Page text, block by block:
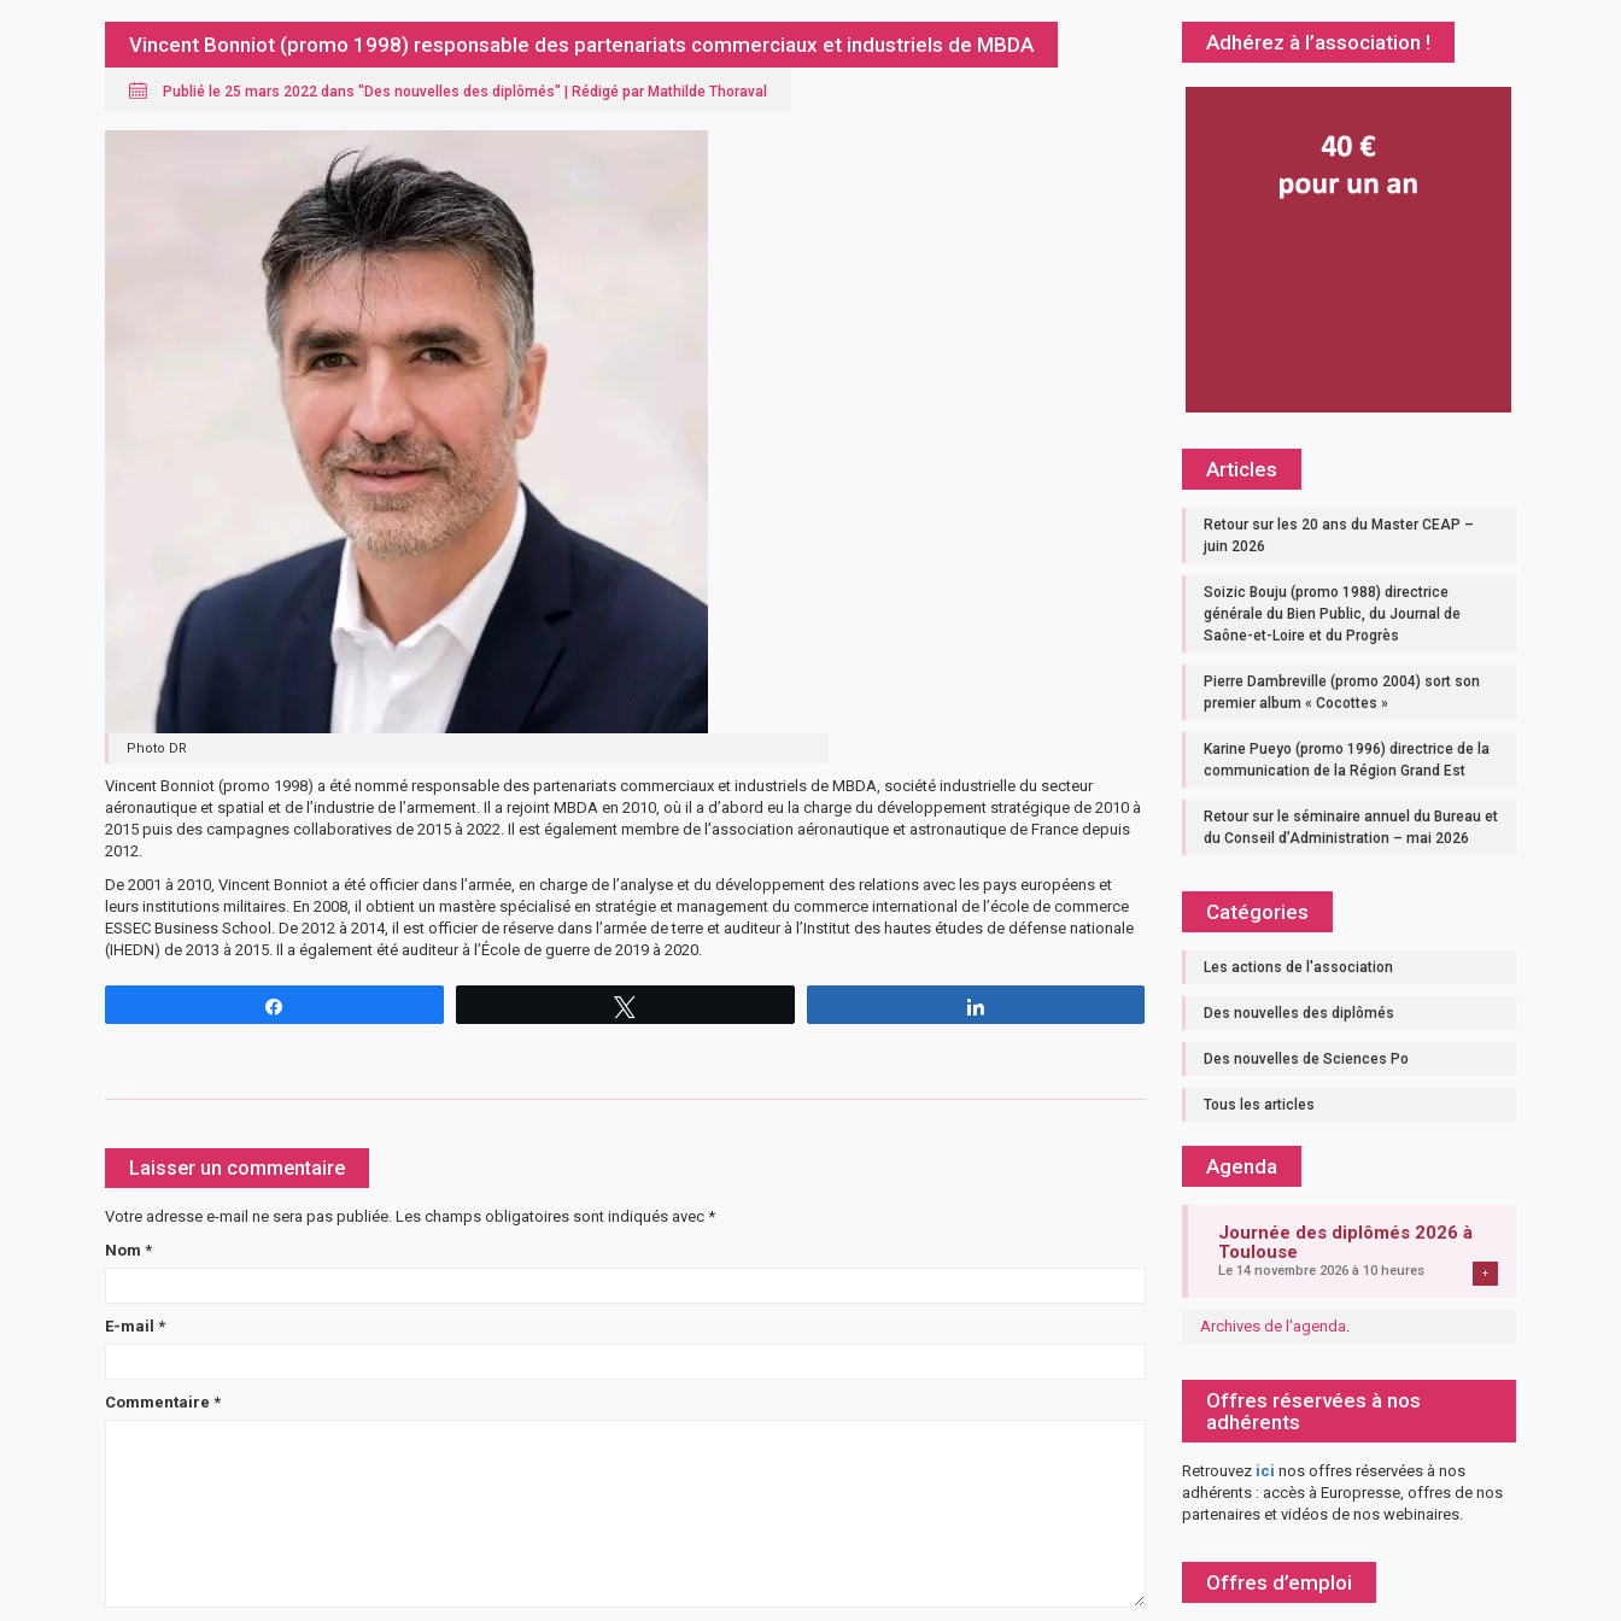
Vincent Bonniot (promo 1998) responsable des partenariats commerciaux et industriels de MBDA
Publié le 25 mars 2022 dans "Des nouvelles des diplômés" | Rédigé par Mathilde Thoraval
Photo DR
Vincent Bonniot (promo 1998) a été nommé responsable des partenariats commerciaux et industriels de MBDA, société industrielle du secteur
aéronautique et spatial et de l’industrie de l’armement. Il a rejoint MBDA en 2010, où il a d’abord eu la charge du développement stratégique de 2010 à
2015 puis des campagnes collaboratives de 2015 à 2022. Il est également membre de l’association aéronautique et astronautique de France depuis
2012.
De 2001 à 2010, Vincent Bonniot a été officier dans l’armée, en charge de l’analyse et du développement des relations avec les pays européens et
leurs institutions militaires. En 2008, il obtient un mastère spécialisé en stratégie et management du commerce international de l’école de commerce
ESSEC Business School. De 2012 à 2014, il est officier de réserve dans l’armée de terre et auditeur à l’Institut des hautes études de défense nationale
(IHEDN) de 2013 à 2015. Il a également été auditeur à l’École de guerre de 2019 à 2020.
Laisser un commentaire
Votre adresse e-mail ne sera pas publiée. Les champs obligatoires sont indiqués avec *
Nom *
E-mail *
Commentaire *
Adhérez à l’association !
Articles
Retour sur les 20 ans du Master CEAP –
juin 2026
Soizic Bouju (promo 1988) directrice
générale du Bien Public, du Journal de
Saône-et-Loire et du Progrès
Pierre Dambreville (promo 2004) sort son
premier album « Cocottes »
Karine Pueyo (promo 1996) directrice de la
communication de la Région Grand Est
Retour sur le séminaire annuel du Bureau et
du Conseil d’Administration – mai 2026
Catégories
Les actions de l'association
Des nouvelles des diplômés
Des nouvelles de Sciences Po
Tous les articles
Agenda
Journée des diplômés 2026 à
Toulouse
Le 14 novembre 2026 à 10 heures +
Archives de l'agenda.
Offres réservées à nos
adhérents
Retrouvez ici nos offres réservées à nos
adhérents : accès à Europresse, offres de nos
partenaires et vidéos de nos webinaires.
Offres d’emploi